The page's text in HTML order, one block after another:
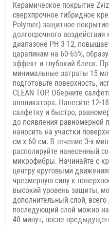
Керамическое покрытие
сверхпрочное гибридное
Polymer) защитное
долгосрочного
диапазоне PH 3-12,
царапинам на 60-65%,
эффект и глубокий блеск.
минимальные затраты 15
подготовьте поверхность,
CLEAN TOP. Оберните
аппликатора. Нанесите 12-
салфетку и быстро,
до появления равномерной
наносить на участки
см х 60 см. В течение 3-х
располируйте нанесенный
микрофибры. Начинайте с
центру круговыми
чрезмерную силу к
высокий уровень защиты,
дополнительный слой,
последующий слой можно
40 минут, после